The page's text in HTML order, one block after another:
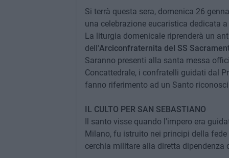
Si terrà questa sera, domenica 26
una celebrazione eucaristica dedicata a
La liturgia domenicale riprenderà un
dell'Arciconfraternita del SS
Saranno presenti alla santa messa
Concattedrale, i confratelli guidati dal
fanno riferimento ad un Santo
IL CULTO PER SAN SEBASTIANO
Il santo visse quando l'impero era
Milano, fu istruito nei principi della
cerchia militare alla diretta dipendenza